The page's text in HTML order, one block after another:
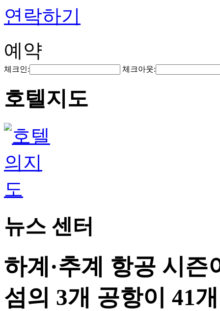
연락하기
예약
체크인: 체크아웃:
호텔지도
뉴스 센터
하계·추계 항공 시
섬의 3개 공항이 41